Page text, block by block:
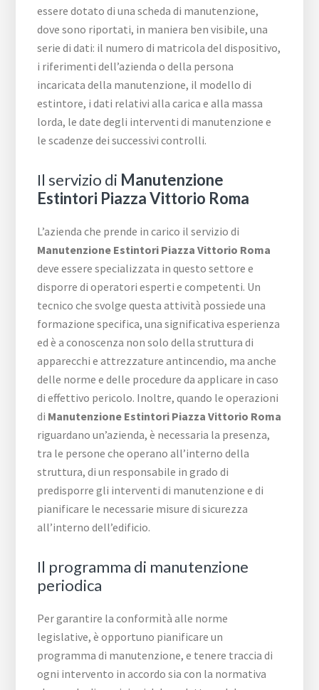
essere dotato di una scheda di manutenzione,
dove sono riportati, in maniera ben visibile, una
serie di dati: il numero di matricola del dispositivo,
i riferimenti dell’azienda o della persona
incaricata della manutenzione, il modello di
estintore, i dati relativi alla carica e alla massa
lorda, le date degli interventi di manutenzione e
le scadenze dei successivi controlli.
Il servizio di Manutenzione
Estintori Piazza Vittorio Roma
L’azienda che prende in carico il servizio di
Manutenzione Estintori Piazza Vittorio Roma
deve essere specializzata in questo settore e
disporre di operatori esperti e competenti. Un
tecnico che svolge questa attività possiede una
formazione specifica, una significativa esperienza
ed è a conoscenza non solo della struttura di
apparecchi e attrezzature antincendio, ma anche
delle norme e delle procedure da applicare in caso
di effettivo pericolo. Inoltre, quando le operazioni
di Manutenzione Estintori Piazza Vittorio Roma
riguardano un’azienda, è necessaria la presenza,
tra le persone che operano all’interno della
struttura, di un responsabile in grado di
predisporre gli interventi di manutenzione e di
pianificare le necessarie misure di sicurezza
all’interno dell’edificio.
Il programma di manutenzione
periodica
Per garantire la conformità alle norme
legislative, è opportuno pianificare un
programma di manutenzione, e tenere traccia di
ogni intervento in accordo sia con la normativa